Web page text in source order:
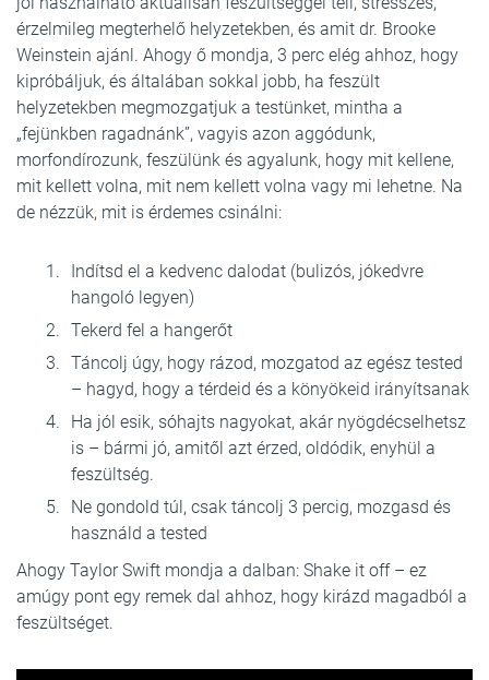
érzelmileg megterhelő helyzetekben, és amit dr. Brooke
Weinstein ajánl. Ahogy ő mondja, 3 perc elég ahhoz, hogy
kipróbáljuk, és általában sokkal jobb, ha feszült
helyzetekben megmozgatjuk a testünket, mintha a
„fejünkben ragadnánk”, vagyis azon aggódunk,
morfondírozunk, feszülünk és agyalunk, hogy mit kellene,
mit kellett volna, mit nem kellett volna vagy mi lehetne. Na
de nézzük, mit is érdemes csinálni:
Indítsd el a kedvenc dalodat (bulizós, jókedvre
hangoló legyen)
Tekerd fel a hangerőt
Táncolj úgy, hogy rázod, mozgatod az egész tested
– hagyd, hogy a térdeid és a könyökeid irányítsanak
Ha jól esik, sóhajts nagyokat, akár nyögdécselhetsz
is – bármi jó, amitől azt érzed, oldódik, enyhül a
feszültség.
Ne gondold túl, csak táncolj 3 percig, mozgasd és
használd a tested
Ahogy Taylor Swift mondja a dalban: Shake it off – ez
amúgy pont egy remek dal ahhoz, hogy kirázd magadból a
feszültséget.